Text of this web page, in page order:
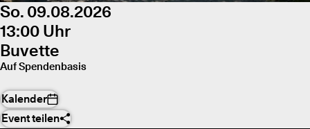
So. 09.08.2026
13:00 Uhr
Buvette
Auf Spendenbasis
Kalender
Event teilen